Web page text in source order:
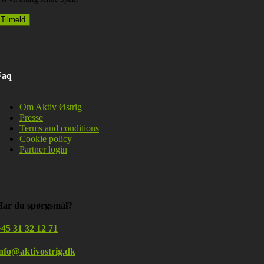
Om Aktiv Østrig
Presse
Terms and conditions
Cookie policy
Partner login
du spørgsmål?
31 32 12 71